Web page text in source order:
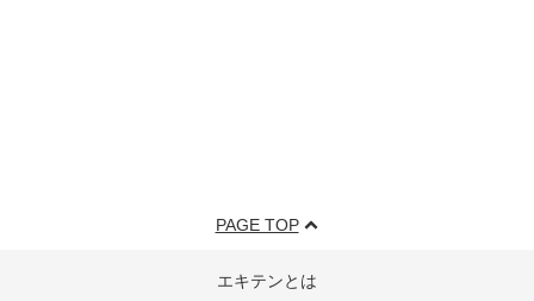
PAGE TOP
エキテンとは